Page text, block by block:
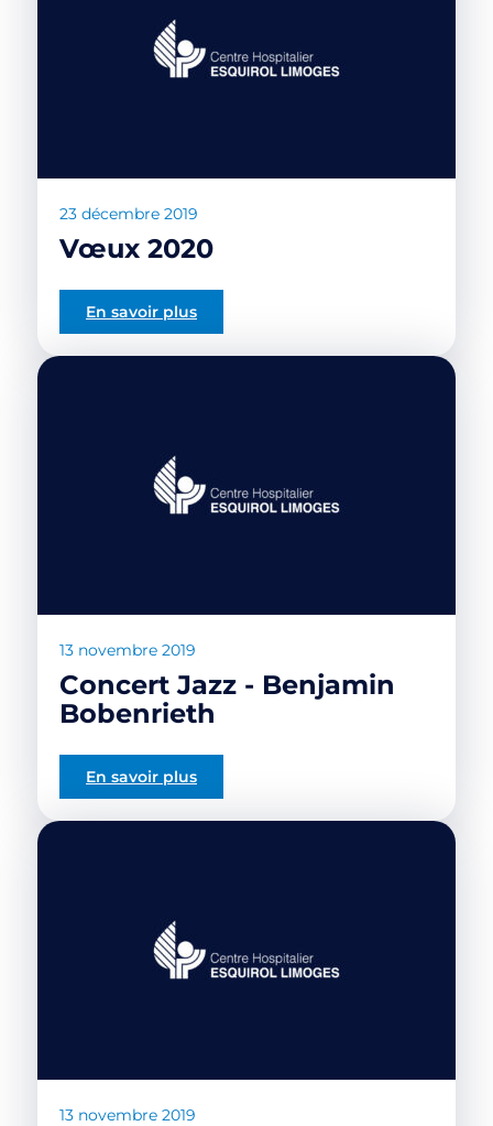
23 décembre 2019
Vœux 2020
En savoir plus
13 novembre 2019
Concert Jazz - Benjamin
Bobenrieth
En savoir plus
13 novembre 2019